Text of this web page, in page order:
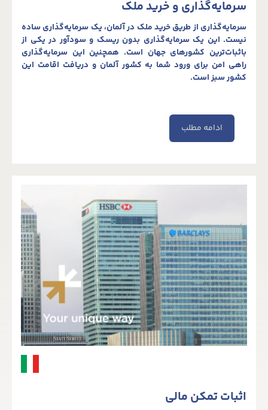
سرمایه‌گذاری و خرید ملک
سرمایه‌گذاری از طریق خرید ملک در آلمان، یک سرمایه‌گذاری ساده
نیست. این یک سرمایه‌گذاری بدون ریسک و سودآور در یکی از
باثبات‌ترین کشورهای جهان است. همچنین این سرمایه‌گذاری
راهی امن برای ورود شما به کشور آلمان و دریافت اقامت این
کشور سبز است.
ادامه مطلب
اثبات تمکن مالی